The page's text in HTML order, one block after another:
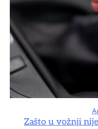
Zašto u vožnji